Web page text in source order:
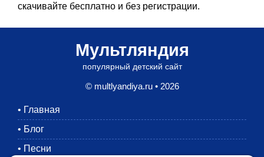
скачивайте бесплатно и без регистрации.
Мультляндия
популярный детский сайт
© multlyandiya.ru • 2026
• Главная
• Блог
• Песни